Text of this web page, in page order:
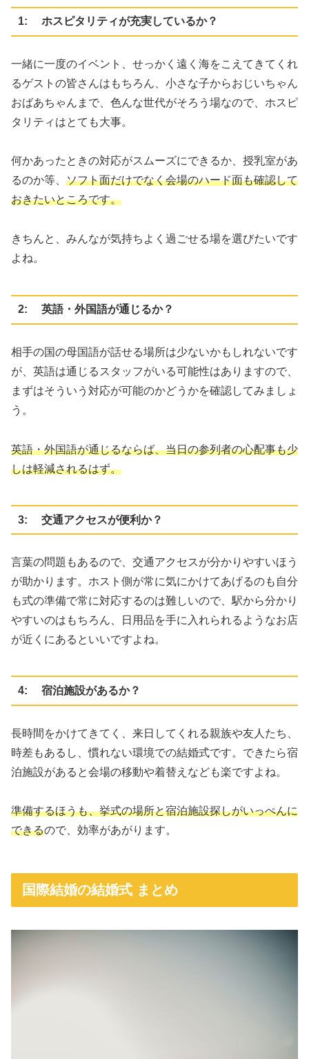
1: ホスピタリティが充実しているか？
一緒に一度のイベント、せっかく遠く海をこえてきてくれ
るゲストの皆さんはもちろん、小さな子からおじいちゃん
おばあちゃんまで、色んな世代がそろう場なので、ホスピ
タリティはとても大事。
何かあったときの対応がスムーズにできるか、授乳室があ
るのか等、 ソフト面だけでなく会場のハード面も確認して
おきたいところです。
きちんと、みんなが気持ちよく過ごせる場を選びたいです
よね。
2: 英語・外国語が通じるか？
相手の国の母国語が話せる場所は少ないかもしれないです
が、英語は通じるスタッフがいる可能性はありますので、
まずはそういう対応が可能のかどうかを確認してみましょ
う。
英語・外国語が通じるならば、当日の参列者の心配事も少
しは軽減されるはず。
3: 交通アクセスが便利か？
言葉の問題もあるので、交通アクセスが分かりやすいほう
が助かります。ホスト側が常に気にかけてあげるのも自分
も式の準備で常に対応するのは難しいので、駅から分かり
やすいのはもちろん、日用品を手に入れられるようなお店
が近くにあるといいですよね。
4: 宿泊施設があるか？
長時間をかけてきてく、来日してくれる親族や友人たち、
時差もあるし、慣れない環境での結婚式です。できたら宿
泊施設があると会場の移動や着替えなども楽ですよね。
準備するほうも、挙式の場所と宿泊施設探しがいっぺんに
できるので、効率があがります。
国際結婚の結婚式 まとめ